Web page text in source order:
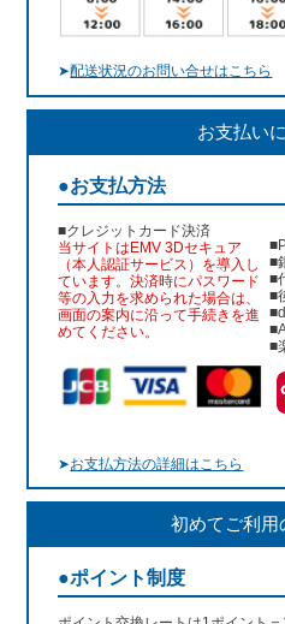
➤配送状況のお問い合せはこちら
お支払い
●お支払方法
■クレジットカード決済
当サイトはEMV 3Dセキュア
（本人認証サービス）を導入し
ています。決済時にパスワード
等の入力を求められた場合は、
画面の案内に沿って手続きを進
めてください。
■
■
■
■
➤お支払方法の詳細はこちら
初めてご利用
●ポイント制度